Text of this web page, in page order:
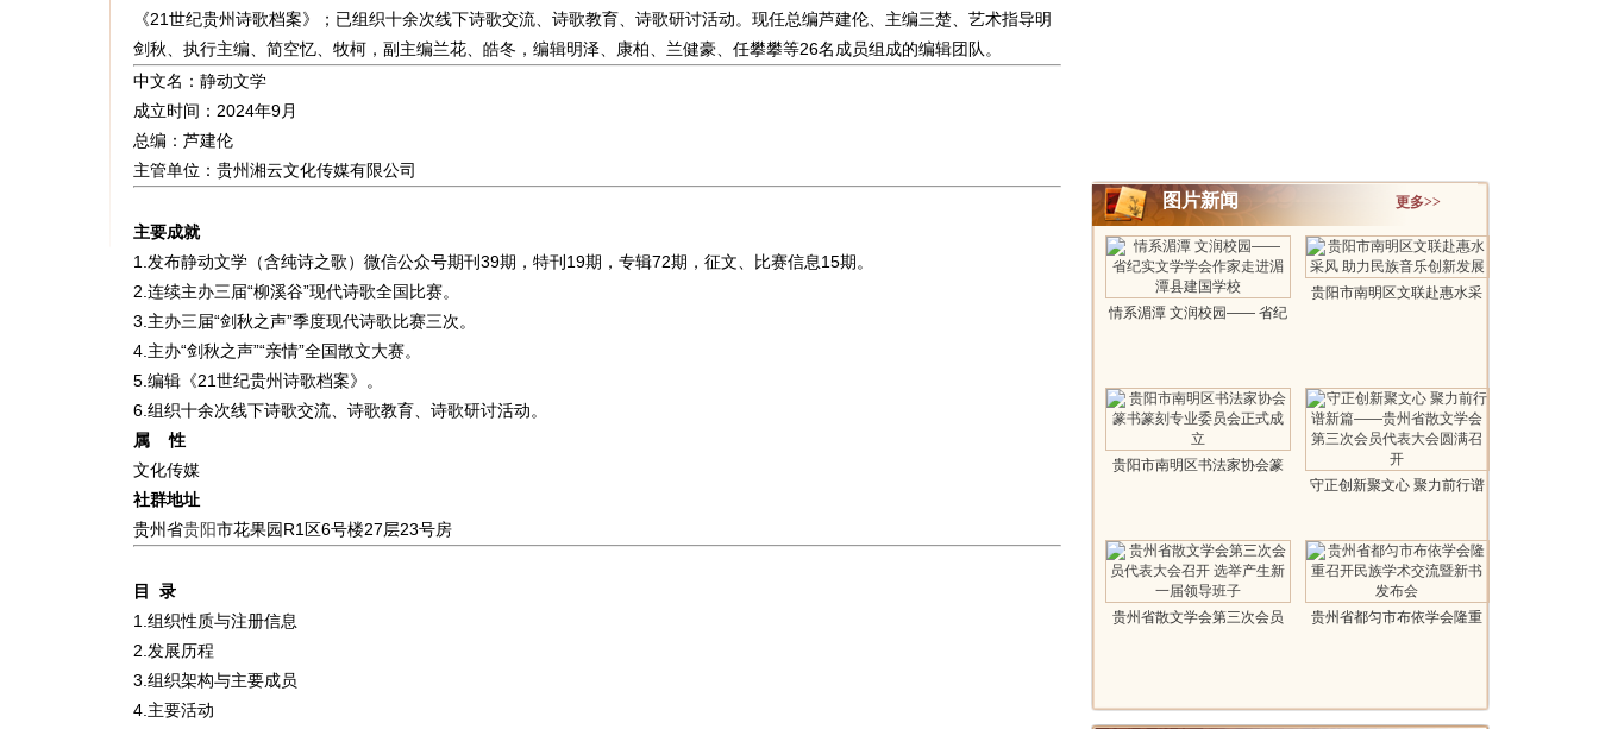
《21世纪贵州诗歌档案》；已组织十余次线下诗歌交流、诗歌教育、诗歌研讨活动。现任总编芦建伦、主编三楚、艺术指导明
剑秋、执行主编、简空忆、牧柯，副主编兰花、皓冬，编辑明泽、康柏、兰健豪、任攀攀等26名成员组成的编辑团队。
中文名：静动文学
成立时间：2024年9月
总编：芦建伦
主管单位：贵州湘云文化传媒有限公司
主要成就
1.发布静动文学（含纯诗之歌）微信公众号期刊39期，特刊19期，专辑72期，征文、比赛信息15期。
2.连续主办三届“柳溪谷”现代诗歌全国比赛。
3.主办三届“剑秋之声”季度现代诗歌比赛三次。
4.主办“剑秋之声”“亲情”全国散文大赛。
5.编辑《21世纪贵州诗歌档案》。
6.组织十余次线下诗歌交流、诗歌教育、诗歌研讨活动。
属 性
文化传媒
社群地址
贵州省贵阳市花果园R1区6号楼27层23号房
目 录
1.组织性质与注册信息
2.发展历程
3.组织架构与主要成员
4.主要活动
图片新闻 更多>>
情系湄潭 文润校园—— 省纪
贵阳市南明区文联赴惠水采
贵阳市南明区书法家协会篆
守正创新聚文心 聚力前行谱
贵州省散文学会第三次会员
贵州省都匀市布依学会隆重